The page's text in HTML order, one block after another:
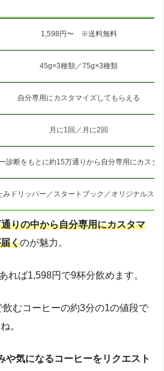
1,598円〜 ※送料無料
45g×3種類／75g×3種類
自分専用にカスタマイズしてもらえる
月に1回／月に2回
診断をもとに約15万通りから自分専用にカスタ
みドリッパー／スタートブック／オリジナルステ
りの中から自分専用にカスタマ
くのが魅力。
れば1,598円で9杯分飲めます。
むコーヒーの約3分の1の値段で
。
や気になるコーヒーをリクエスト